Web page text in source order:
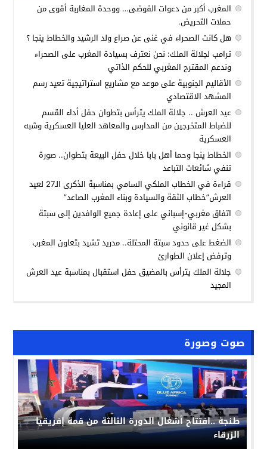
صوت وصورة
طنجة ..افتتاح أشغال الدورة الثالثة من قمة إفريقيا
الزرقاء
المغرب أكبر من دعوات الفوضى… ووحدة المغاربة أقوى من
حملات التحريض.
هل كانت الصحراء في غنى عن صراع ولد الرشيد والخطاط ينجا ؟
ترامب لجلالة الملك: نحن نعترف بسيادة المغرب على الصحراء
وندعم المقترح المغربي للحكم الذاتي
الأقاليم الجنوبية على موعد مع مشاريع استراتيجية تعيد رسم
المشهد الاقتصادي
عيد العرش .. جلالة الملك يترأس بتطوان حفل أداء القسم
للضباط المتخرجين من المدارس والمعاهد العليا العسكرية وشبه
العسكرية
الخطاط ينجا وحما أهل بابا خلال حفل البيعة بتطوان.. صورة
تنفي شائعات التباعد
قراءة في الخطاب الملكي السامي بمناسبة الذكرى الـ27 لعيد
العرش”خطاب الثقة والسيادة وبناء المغرب الصاعد”
اتفاق مغربي-إسباني على إعادة جميع الوافدين إلى سبتة
بشكل غير قانوني
الضغط على حدود سبتة المحتلة.. مدريد تشيد بتعاون المغرب
وترفض إعلان الطوارئ
جلالة الملك يترأس بالمضيق حفل استقبال بمناسبة عيد العرش
المجيد